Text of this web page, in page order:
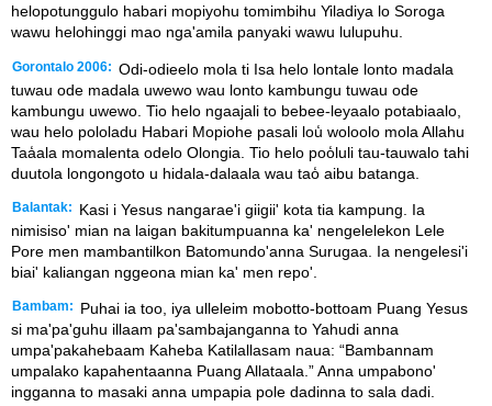
helopotunggulo habari mopiyohu tomimbihu Yiladiya lo Soroga
wawu helohinggi mao nga'amila panyaki wawu lulupuhu.
Gorontalo 2006: Odi-odieelo mola ti Isa helo lontale lonto madala
tuwau ode madala uwewo wau lonto kambungu tuwau ode
kambungu uwewo. Tio helo ngaajali to bebee-leyaalo potabiaalo,
wau helo pololadu Habari Mopiohe pasali lou̒ woloolo mola Allahu
Taa̒ala momalenta odelo Olongia. Tio helo poo̒luli tau-tauwalo tahi
duutola longongoto u hidala-dalaala wau tao̒ aibu batanga.
Balantak:
Kasi i Yesus nangarae'i giigii' kota tia kampung. Ia
nimisiso' mian na laigan bakitumpuanna ka' nengelelekon Lele
Pore men mambantilkon Batomundo'anna Surugaa. Ia nengelesi'i
biai' kaliangan nggeona mian ka' men repo'.
Bambam:
Puhai ia too, iya ulleleim mobotto-bottoam Puang Yesus
si ma'pa'guhu illaam pa'sambajanganna to Yahudi anna
umpa'pakahebaam Kaheba Katilallasam naua: “Bambannam
umpalako kapahentaanna Puang Allataala.” Anna umpabono'
ingganna to masaki anna umpapia pole dadinna to sala dadi.